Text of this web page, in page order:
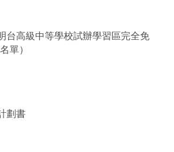
台高級中等學校試辦學習區完全免
單）
劃書